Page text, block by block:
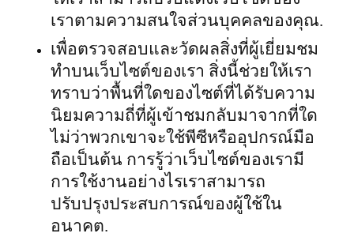
เราตามความสนใจส่วนบุคคลของคุณ.
เพื่อตรวจสอบและวัดผลสิ่งที่ผู้เยี่ยมชม
ทำบนเว็บไซต์ของเรา สิ่งนี้ช่วยให้เรา
ทราบว่าพื้นที่ใดของไซต์ที่ได้รับความ
นิยมความถี่ที่ผู้เข้าชมกลับมาจากที่ใด
ไม่ว่าพวกเขาจะใช้พีซีหรืออุปกรณ์มือ
ถือเป็นต้น การรู้ว่าเว็บไซต์ของเรามี
การใช้งานอย่างไรเราสามารถ
ปรับปรุงประสบการณ์ของผู้ใช้ใน
อนาคต.